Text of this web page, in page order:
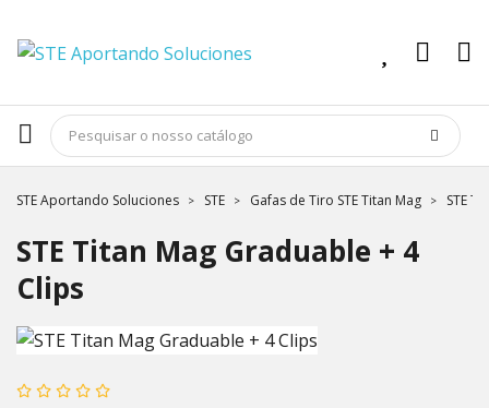
STE Aportando Soluciones STE Gafas de Tiro STE Titan Mag STE
STE Titan Mag Graduable + 4
Clips